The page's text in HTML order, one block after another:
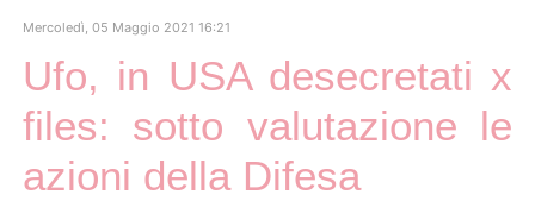
Mercoledì, 05 Maggio 2021 16:21
Ufo, in USA desecretati x
files: sotto valutazione le
azioni della Difesa